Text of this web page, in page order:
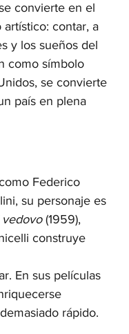
convierte en el
contar, a
y los sueños del
como símbolo
se convierte
país en plena
Federico
su personaje es
vedovo (1959),
construye
En sus películas
rápido.